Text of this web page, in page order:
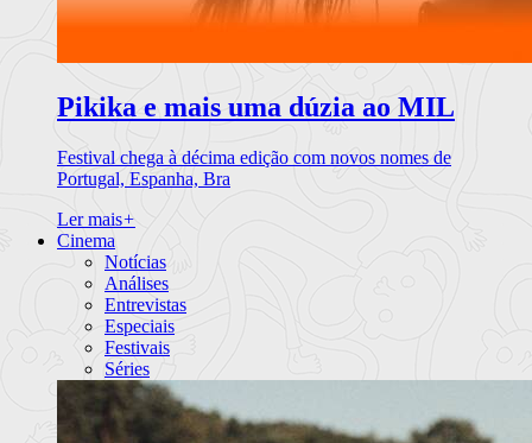
Pikika e mais uma dúzia ao MIL
Festival chega à décima edição com novos nomes de
Portugal, Espanha, Bra
Ler mais+
Cinema
Notícias
Análises
Entrevistas
Especiais
Festivais
Séries